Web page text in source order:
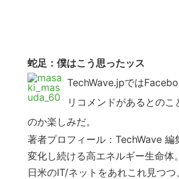
蛇足：僕はこう思ったッス
TechWave.jpでは
リコメンドがあるとの
のか楽しみだ。
著者プロフィール：TechWave 編
変化し続ける高エネルギー生命体
日米のIT/ネットをあれこれ見つ